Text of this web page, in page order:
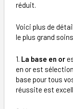
réduit.
Voici plus de
le plus grand
1. La base en or
en or est
base pour tous
réussite est